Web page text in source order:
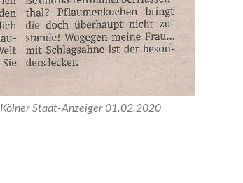
Kölner Stadt-Anzeiger 01.02.2020